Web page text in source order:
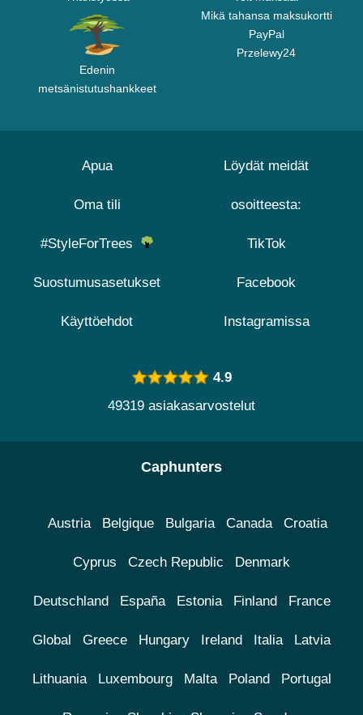
Edenin
metsänistutushankkeet
Mikä tahansa maksukortti
PayPal
Przelewy24
Apua
Oma tili
#StyleForTrees
Suostumusasetukset
Käyttöehdot
Löydät meidät
osoitteesta:
TikTok
Facebook
Instagramissa
4.9
49319 asiakasarvostelut
Caphunters
Austria Belgique Bulgaria Canada Croatia
Cyprus Czech Republic Denmark
Deutschland España Estonia Finland France
Global Greece Hungary Ireland Italia Latvia
Lithuania Luxembourg Malta Poland Portugal